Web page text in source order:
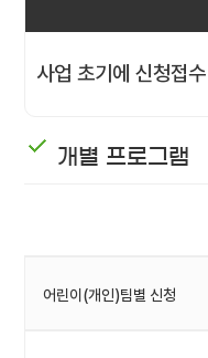
사업 초기에 신청접
개별 프로그램
어린이(개인)팀별 신청